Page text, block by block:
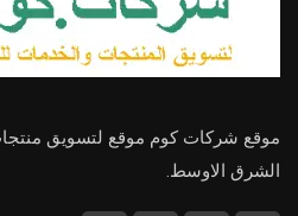
موقع شركات كوم موقع لتسويق
الشرق الاوسط.